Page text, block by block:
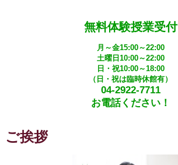
無料体験授業受付
月～金15:00～22:00
土曜日10:00～22:00
日・祝10:00～18:00
（日・祝は臨時休館有）
04-2922-7711
お電話ください！
ご挨拶